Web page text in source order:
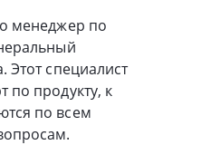
менеджер по
Этот специалист
по продукту, к
по всем